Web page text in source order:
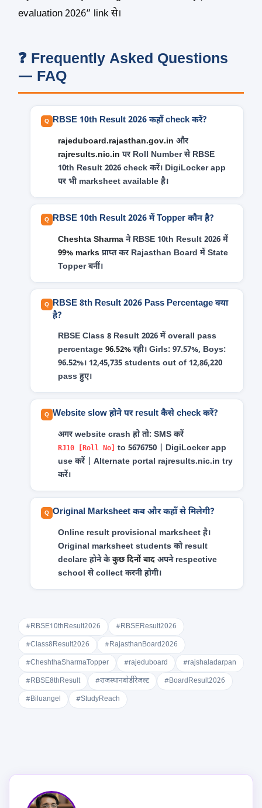
evaluation 2026” link से।
❓ Frequently Asked Questions
— FAQ
RBSE 10th Result 2026 कहाँ check करें?
rajeduboard.rajasthan.gov.in और
rajresults.nic.in पर Roll Number से RBSE
10th Result 2026 check करें। DigiLocker app
पर भी marksheet available है।
RBSE 10th Result 2026 में Topper कौन है?
Cheshta Sharma ने RBSE 10th Result 2026 में
99% marks प्राप्त कर Rajasthan Board में State
Topper बनीं।
RBSE 8th Result 2026 Pass Percentage क्या
है?
RBSE Class 8 Result 2026 में overall pass
percentage 96.52% रही। Girls: 97.57%, Boys:
96.52%। 12,45,735 students out of 12,86,220
pass हुए।
Website slow होने पर result कैसे check करें?
अगर website crash हो तो: SMS करें
RJ10 [Roll No]
to 5676750 | DigiLocker app
use करें | Alternate portal rajresults.nic.in try
करें।
Original Marksheet कब और कहाँ से मिलेगी?
Online result provisional marksheet है।
Original marksheet students को result
declare होने केकुछ दिनों बाद अपने respective
school से collect करनी होगी।
#RBSE10thResult2026
#RBSEResult2026
#Class8Result2026
#RajasthanBoard2026
#CheshthaSharmaTopper
#rajeduboard
#rajshaladarpan
#RBSE8thResult
#राजस्थानबोर्डरिजल्ट
#BoardResult2026
#Biluangel
#StudyReach